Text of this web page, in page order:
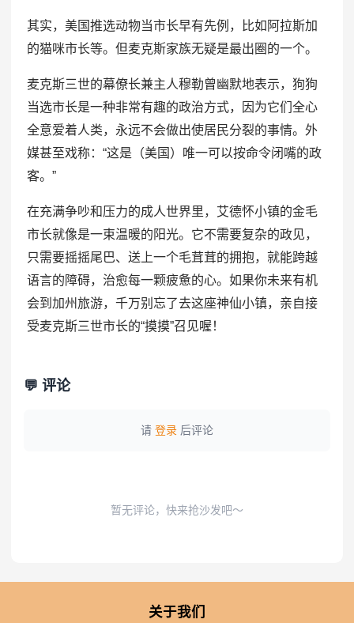
其实，美国推选动物当市长早有先例，比如阿拉斯加
的猫咪市长等。但麦克斯家族无疑是最出圈的一个。
麦克斯三世的幕僚长兼主人穆勒曾幽默地表示，狗狗
当选市长是一种非常有趣的政治方式，因为它们全心
全意爱着人类，永远不会做出使居民分裂的事情。外
媒甚至戏称：“这是（美国）唯一可以按命令闭嘴的政
客。”
在充满争吵和压力的成人世界里，艾德怀小镇的金毛
市长就像是一束温暖的阳光。它不需要复杂的政见，
只需要摇摇尾巴、送上一个毛茸茸的拥抱，就能跨越
语言的障碍，治愈每一颗疲惫的心。如果你未来有机
会到加州旅游，千万别忘了去这座神仙小镇，亲自接
受麦克斯三世市长的“摸摸”召见喔！
💬 评论
请 登录 后评论
暂无评论，快来抢沙发吧～
关于我们